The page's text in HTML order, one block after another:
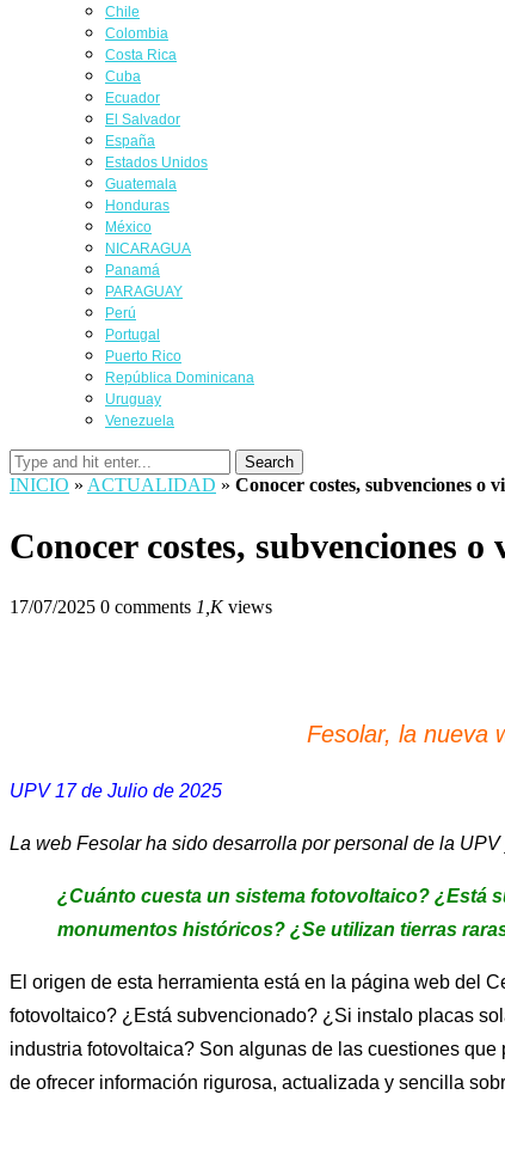
Chile
Colombia
Costa Rica
Cuba
Ecuador
El Salvador
España
Estados Unidos
Guatemala
Honduras
México
NICARAGUA
Panamá
PARAGUAY
Perú
Portugal
Puerto Rico
República Dominicana
Uruguay
Venezuela
Search
INICIO » ACTUALIDAD » Conocer costes, subvenciones o
Conocer costes, subvenciones
17/07/2025 0 comments 1,Kviews
Fesolar, la nueva
UPV 17 de Julio de 2025
La web Fesolar ha sido desarrolla por personal de la
¿Cuánto cuesta un sistema fotovoltaico? ¿Está
monumentos históricos? ¿Se utilizan tierras
El origen de esta herramienta está en la página web del
fotovoltaico? ¿Está subvencionado? ¿Si instalo placas
industria fotovoltaica? Son algunas de las cuestiones
de ofrecer información rigurosa, actualizada y sencilla